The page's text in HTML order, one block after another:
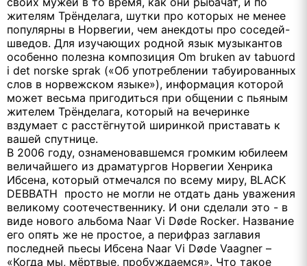
жителям Трёнделага, шутки про которых не менее
популярны в Норвегии, чем анекдоты про соседей-
шведов. Для изучающих родной язык музыкантов
особенно полезна композиция Om bruken av tabuord
i det norske sprak («Об употреблении табуированных
слов в норвежском языке»), информация которой
может весьма пригодиться при общении с пьяным
жителем Трёнделага, который на вечеринке
вздумает с расстёгнутой ширинкой приставать к
вашей спутнице.
В 2006 году, ознаменовавшемся громким юбилеем
величайшего из драматургов Норвегии Хенрика
Ибсена, который отмечался по всему миру, BLACK
DEBBATH просто не могли не отдать дань уважения
великому соотечественнику. И они сделали это - в
виде нового альбома Naar Vi Døde Rocker. Название
его опять же не простое, а перифраз заглавия
последней пьесы Ибсена Naar Vi Døde Vaagner –
«Когда мы, мёртвые, пробуждаемся». Что такое